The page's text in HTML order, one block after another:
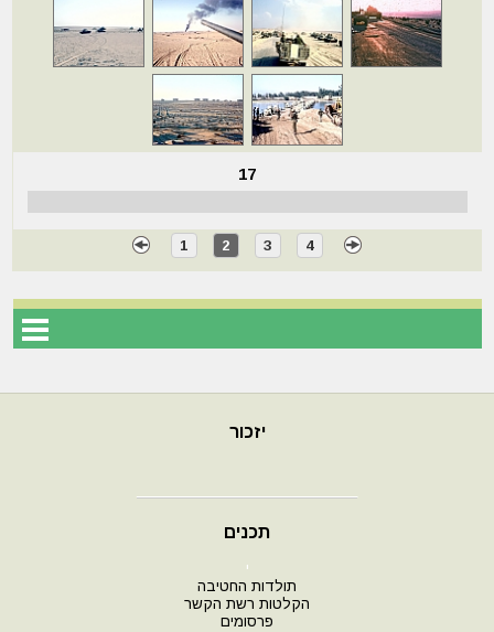
17
1 2 3 4
יזכור
תכנים
י
תולדות החטיבה
הקלטות רשת הקשר
פרסומים